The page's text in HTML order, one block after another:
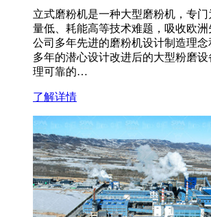
立式磨粉机是一种大型磨粉机，专
量低、耗能高等技术难题，吸收欧
公司多年先进的磨粉机设计制造理
多年的潜心设计改进后的大型粉磨
理可靠的…
了解详情